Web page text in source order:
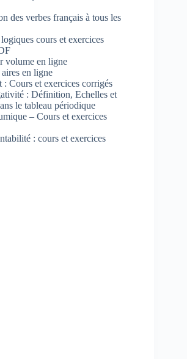
des verbes français à tous les
cours et exercices
volume en ligne
en ligne
: Cours et exercices corrigés
: Définition, Echelles et
le tableau périodique
– Cours et exercices
: cours et exercices